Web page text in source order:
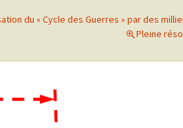
du « Cycle des Guerres » par des
Pleine